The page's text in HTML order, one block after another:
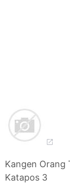
Kangen Orang
Katapos 3